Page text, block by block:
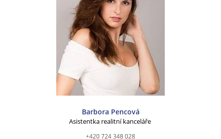
Barbora Pencová
Asistentka realitní kanceláře
+420 724 348 028